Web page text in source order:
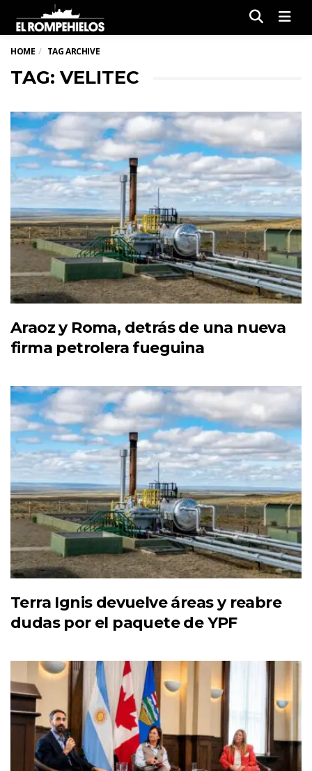
HOME TAG ARCHIVE
TAG: VELITEC
Araoz y Roma, detrás de una nueva
firma petrolera fueguina
Terra Ignis devuelve áreas y reabre
dudas por el paquete de YPF